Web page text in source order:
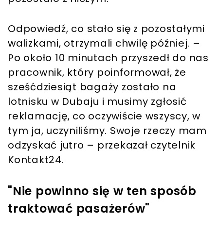
Odpowiedź, co stało się z pozostałymi
walizkami, otrzymali chwilę później. –
Po około 10 minutach przyszedł do nas
pracownik, który poinformował, że
sześćdziesiąt bagaży zostało na
lotnisku w Dubaju i musimy zgłosić
reklamację, co oczywiście wszyscy, w
tym ja, uczyniliśmy. Swoje rzeczy mam
odzyskać jutro – przekazał czytelnik
Kontakt24.
"Nie powinno się w ten sposób
traktować pasażerów"